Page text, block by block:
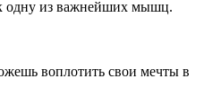
одну из важнейших мышц.
воплотить свои мечты в